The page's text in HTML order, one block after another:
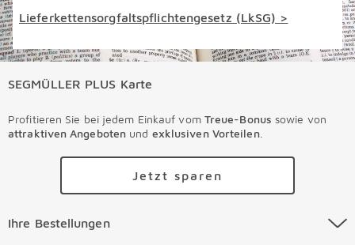
Lieferkettensorgfaltspflichtengesetz (LkSG) >
SEGMÜLLER PLUS Karte
Profitieren Sie bei jedem Einkauf vom Treue-Bonus sowie von
attraktiven Angeboten und exklusiven Vorteilen.
Jetzt sparen
Ihre Bestellungen Überspringen
Ihre Bestellungen